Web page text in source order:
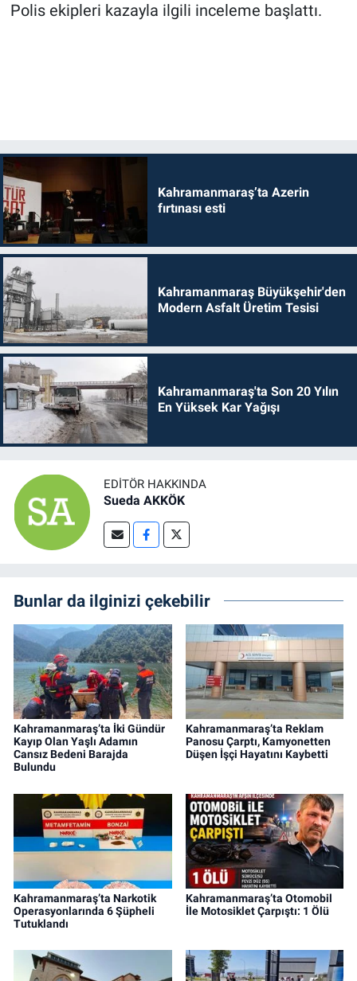
Polis ekipleri kazayla ilgili inceleme başlattı.
Kahramanmaraş’ta Azerin
fırtınası esti
Kahramanmaraş Büyükşehir'den
Modern Asfalt Üretim Tesisi
Kahramanmaraş'ta Son 20 Yılın
En Yüksek Kar Yağışı
EDITÖR HAKKINDA
Sueda AKKÖK
Bunlar da ilginizi çekebilir
Kahramanmaraş’ta İki Gündür
Kayıp Olan Yaşlı Adamın
Cansız Bedeni Barajda
Bulundu
Kahramanmaraş’ta Reklam
Panosu Çarptı, Kamyonetten
Düşen İşçi Hayatını Kaybetti
Kahramanmaraş’ta Narkotik
Operasyonlarında 6 Şüpheli
Tutuklandı
Kahramanmaraş’ta Otomobil
İle Motosiklet Çarpıştı: 1 Ölü